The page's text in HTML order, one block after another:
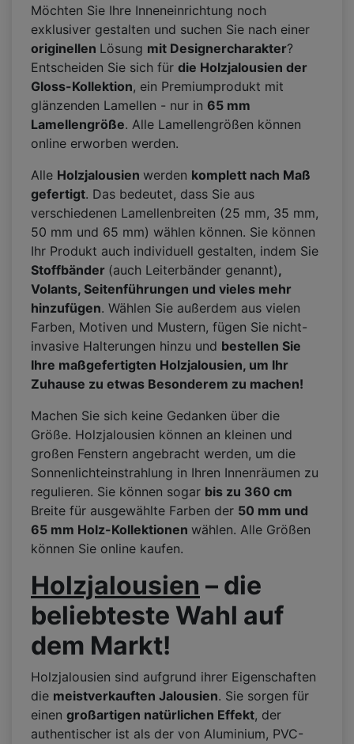
Möchten Sie Ihre Inneneinrichtung noch
exklusiver gestalten und suchen Sie nach einer
originellen Lösung mit Designercharakter?
Entscheiden Sie sich für die Holzjalousien der
Gloss-Kollektion, ein Premiumprodukt mit
glänzenden Lamellen - nur in 65 mm
Lamellengröße. Alle Lamellengrößen können
online erworben werden.
Alle Holzjalousien werden komplett nach Maß
gefertigt. Das bedeutet, dass Sie aus
verschiedenen Lamellenbreiten (25 mm, 35 mm,
50 mm und 65 mm) wählen können. Sie können
Ihr Produkt auch individuell gestalten, indem Sie
Stoffbänder (auch Leiterbänder genannt),
Volants, Seitenführungen und vieles mehr
hinzufügen. Wählen Sie außerdem aus vielen
Farben, Motiven und Mustern, fügen Sie nicht-
invasive Halterungen hinzu und bestellen Sie
Ihre maßgefertigten Holzjalousien, um Ihr
Zuhause zu etwas Besonderem zu machen!
Machen Sie sich keine Gedanken über die
Größe. Holzjalousien können an kleinen und
großen Fenstern angebracht werden, um die
Sonnenlichteinstrahlung in Ihren Innenräumen zu
regulieren. Sie können sogar bis zu 360 cm
Breite für ausgewählte Farben der 50 mm und
65 mm Holz-Kollektionen wählen. Alle Größen
können Sie online kaufen.
Holzjalousien – die
beliebteste Wahl auf
dem Markt!
Holzjalousien sind aufgrund ihrer Eigenschaften
die meistverkauften Jalousien. Sie sorgen für
einen großartigen natürlichen Effekt, der
authentischer ist als der von Aluminium, PVC-